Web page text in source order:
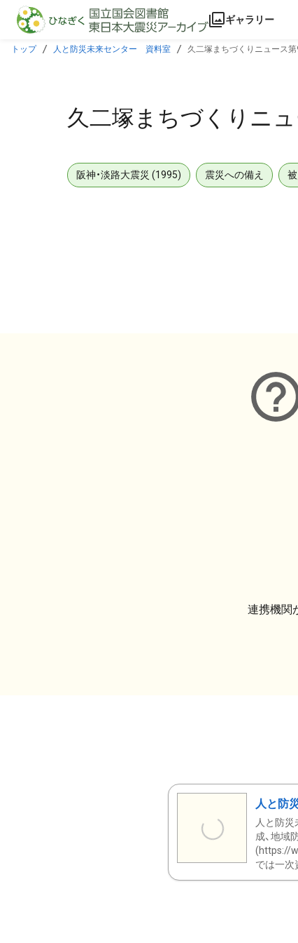
本文に飛ぶ
ギャラリー
トップ 人と防災未来センター 資料室 久二塚まちづくりニュース
久二塚まちづくりニ
阪神・淡路大震災 (1995) 震災への備え
連携機関
人と防
人と防災
成、地域
(https://
では一次